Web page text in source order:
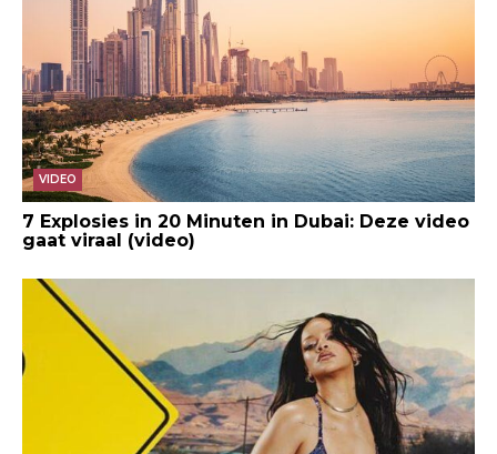
VIDEO
7 Explosies in 20 Minuten in Dubai: Deze video
gaat viraal (video)